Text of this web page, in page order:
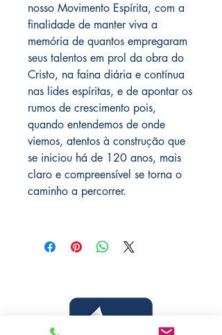
nosso Movimento Espírita, com a
finalidade de manter viva a
memória de quantos empregaram
seus talentos em prol da obra do
Cristo, na faina diária e contínua
nas lides espíritas, e de apontar os
rumos de crescimento pois,
quando entendemos de onde
viemos, atentos à construção que
se iniciou há de 120 anos, mais
claro e compreensível se torna o
caminho a percorrer.